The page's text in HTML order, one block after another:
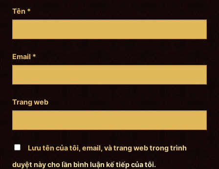
Tên *
Email *
Trang web
Lưu tên của tôi, email, và trang web trong trình
duyệt này cho lần bình luận kế tiếp của tôi.